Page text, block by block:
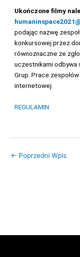
Ukończone filmy
podając nazwę
konkursowej przez
równoznaczne ze
uczestnikami odbywa
Grup. Prace
internetowej.
REGULAMIN
← Poprzedni Wpis